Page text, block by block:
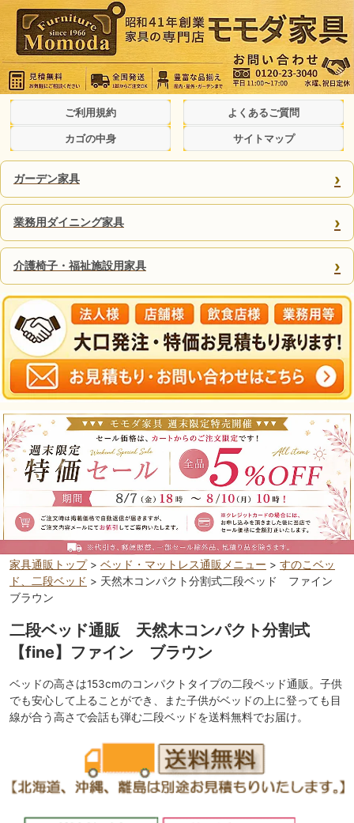
ご利用規約 よくあるご質問
カゴの中身 サイトマップ
ガーデン家具 ›
業務用ダイニング家具 ›
介護椅子・福祉施設用家具 ›
家具通販トップ> ベッド・マットレス通販メニュー > すのこベッ
ド、二段ベッド > 天然木コンパクト分割式二段ベッド ファイン
ブラウン
二段ベッド通販 天然木コンパクト分割式
【fine】ファイン ブラウン
ベッドの高さは153cmのコンパクトタイプの二段ベッド通販。子供
でも安心して上ることができ、また子供がベッドの上に登っても目
線が合う高さで会話も弾む二段ベッドを送料無料でお届け。